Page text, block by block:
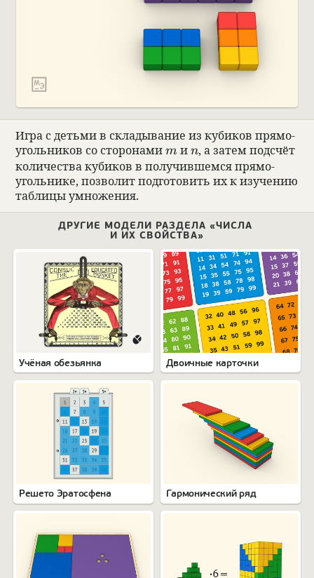
Игра с детьми в скла­ды­ва­ние из куби­ков прямо­
уголь­ни­ков со сто­ро­намиm
mиn
n, а затем под­счёт
коли­че­ства куби­ков в полу­чившемся прямо­
уголь­нике, поз­во­лит подго­то­вить их к изу­че­нию
таб­лицы умноже­ния.
ДРУГИЕ МОДЕЛИ РАЗДЕЛА «ЧИСЛА
И ИХ СВОЙСТВА»
Учёная обезьянка Двоичные карточки
Решето Эратосфена Гармонический ряд